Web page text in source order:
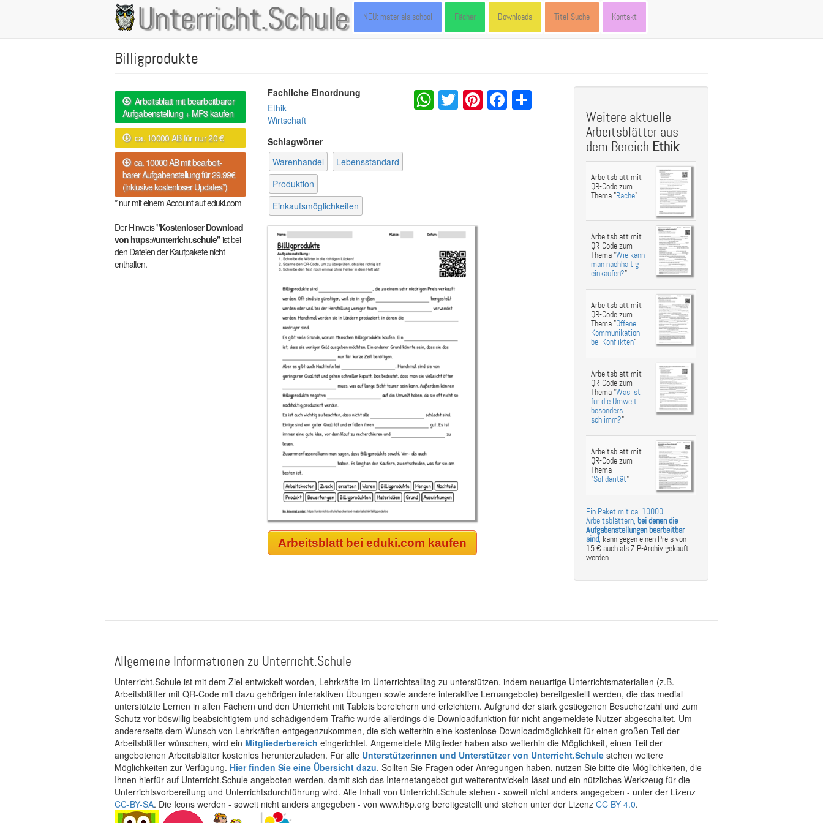
Unterricht.Schule
Main
navigation
NEU: materials.school Fächer Downloads Titel-Suche Kontakt
Billigprodukte
Arbeitsblatt mit bearbeitbarer
Aufgabenstellung + MP3 kaufen
ca. 10000 AB für nur 20 €
ca. 10000 AB mit bearbeit-
barer Aufgabenstellung für 29,99€
(inklusive kostenloser Updates*)
* nur mit einem Account auf eduki.com
Der Hinweis"Kostenloser Download
von https://unterricht.schule"ist bei
den Dateien der Kaufpakete nicht
enthalten.
Fachliche Einordnung
Ethik
Wirtschaft
Schlagwörter
Warenhandel
Lebensstandard
Produktion
Einkaufsmöglichkeiten
WhatsApp
Twitter
Pinterest
Facebook
Share
Arbeitsblatt bei eduki.com kaufen
Weitere aktuelle
Arbeitsblätter aus
dem Bereich Ethik:
Arbeitsblatt mit
QR-Code zum
Thema "Rache"
Arbeitsblatt mit
QR-Code zum
Thema "Wie kann
man nachhaltig
einkaufen?"
Arbeitsblatt mit
QR-Code zum
Thema "Offene
Kommunikation
bei Konflikten"
Arbeitsblatt mit
QR-Code zum
Thema "Was ist
für die Umwelt
besonders
schlimm?"
Arbeitsblatt mit
QR-Code zum
Thema
"Solidarität"
Ein Paket mit ca. 10000
Arbeitsblättern, bei denen die
Aufgabenstellungen bearbeitbar
sind, kann gegen einen Preis von
15 € auch als ZIP-Archiv gekauft
werden.
Allgemeine Informationen zu Unterricht.Schule
Unterricht.Schule ist mit dem Ziel entwickelt worden, Lehrkräfte im Unterrichtsalltag zu unterstützen, indem neuartige Unterrichtsmaterialien (z.B.
Arbeitsblätter mit QR-Code mit dazu gehörigen interaktiven Übungen sowie andere interaktive Lernangebote) bereitgestellt werden, die das medial
unterstützte Lernen in allen Fächern und den Unterricht mit Tablets bereichern und erleichtern. Aufgrund der stark gestiegenen Besucherzahl und zum
Schutz vor böswillig beabsichtigtem und schädigendem Traffic wurde allerdings die Downloadfunktion für nicht angemeldete Nutzer abgeschaltet. Um
andererseits dem Wunsch von Lehrkräften entgegenzukommen, die sich weiterhin eine kostenlose Downloadmöglichkeit für einen großen Teil der
Arbeitsblätter wünschen, wird ein Mitgliederbereich eingerichtet. Angemeldete Mitglieder haben also weiterhin die Möglichkeit, einen Teil der
angebotenen Arbeitsblätter kostenlos herunterzuladen. Für alle Unterstützerinnen und Unterstützer von Unterricht.Schule stehen weitere
Möglichkeiten zur Verfügung. Hier finden Sie eine Übersicht dazu. Sollten Sie Fragen oder Anregungen haben, nutzen Sie bitte die Möglichkeiten, die
Ihnen hierfür auf Unterricht.Schule angeboten werden, damit sich das Internetangebot gut weiterentwickeln lässt und ein nützliches Werkzeug für die
Unterrichtsvorbereitung und Unterrichtsdurchführung wird. Alle Inhalt von Unterricht.Schule stehen - soweit nicht anders angegeben - unter der Lizenz
CC-BY-SA. Die Icons werden - soweit nicht anders angegeben - von www.h5p.org bereitgestellt und stehen unter der Lizenz CC BY 4.0.